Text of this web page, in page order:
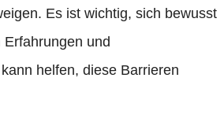
Es ist wichtig, sich bewusst
und
helfen, diese Barrieren